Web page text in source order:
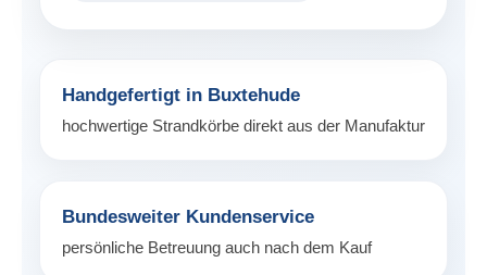
Handgefertigt in Buxtehude
hochwertige Strandkörbe direkt aus der Manufaktur
Bundesweiter Kundenservice
persönliche Betreuung auch nach dem Kauf